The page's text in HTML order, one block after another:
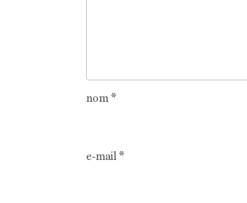
nom*
e-mail*